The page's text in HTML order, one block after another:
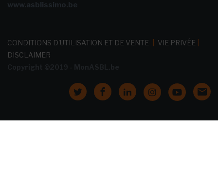
www.asblissimo.be
CONDITIONS D'UTILISATION ET DE VENTE VIE PRIVÉE
DISCLAIMER